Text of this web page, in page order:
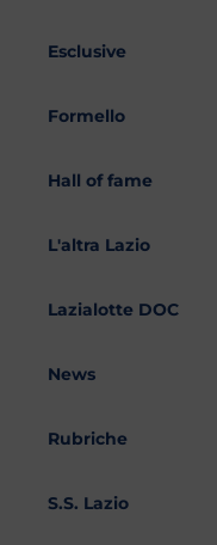
Esclusive
Formello
Hall of fame
L'altra Lazio
Lazialotte DOC
News
Rubriche
S.S. Lazio